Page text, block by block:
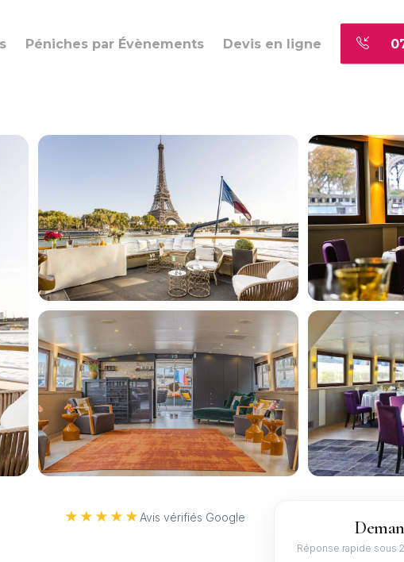
Péniches par Évènements Devis en ligne
★★★★★ Avis vérifiés Google
Réponse rapide sous